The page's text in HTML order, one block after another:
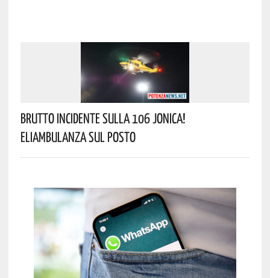
Brutto Incidente Sulla 106 Jonica!
Eliambulanza Sul Posto